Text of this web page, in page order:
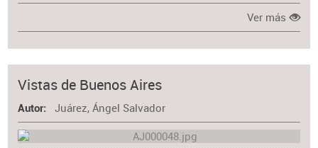
Ver más
Vistas de Buenos Aires
Autor Juárez, Ángel Salvador